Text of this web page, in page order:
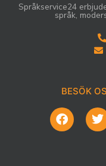
Språkservice24
språk,
BESÖK